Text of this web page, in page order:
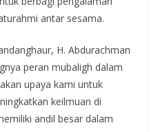
antar sesama.
H. Abdurachman
peran mubaligh dalam
upaya kami untuk
keilmuan di
andil besar dalam